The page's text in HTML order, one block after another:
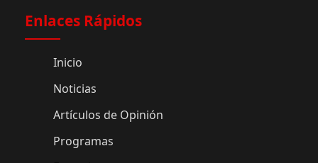
Enlaces Rápidos
Inicio
Noticias
Artículos de Opinión
Programas